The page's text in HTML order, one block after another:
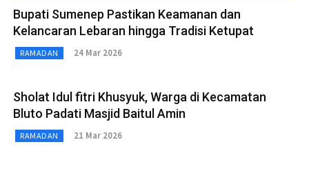
Bupati Sumenep Pastikan Keamanan dan
Kelancaran Lebaran hingga Tradisi Ketupat
RAMADAN 24 Mar 2026
Sholat Idul fitri Khusyuk, Warga di Kecamatan
Bluto Padati Masjid Baitul Amin
RAMADAN 21 Mar 2026